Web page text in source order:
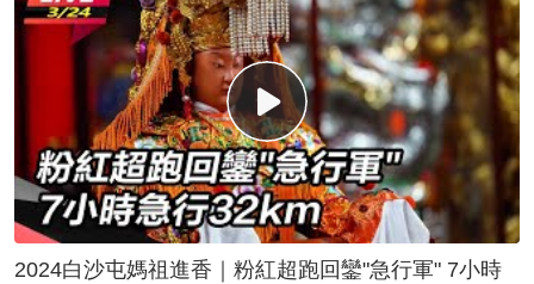
2024白沙屯媽祖進香｜粉紅超跑回鑾"急行軍" 7小時